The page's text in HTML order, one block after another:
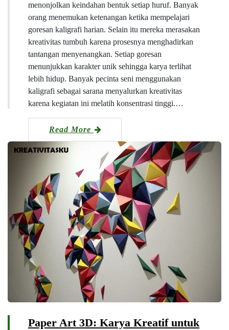
menonjolkan keindahan bentuk setiap huruf. Banyak
orang menemukan ketenangan ketika mempelajari
goresan kaligrafi harian. Selain itu mereka merasakan
kreativitas tumbuh karena prosesnya menghadirkan
tantangan menyenangkan. Setiap goresan
menunjukkan karakter unik sehingga karya terlihat
lebih hidup. Banyak pecinta seni menggunakan
kaligrafi sebagai sarana menyalurkan kreativitas
karena kegiatan ini melatih konsentrasi tinggi.…
Read More
Paper Art 3D: Karya Kreatif untuk